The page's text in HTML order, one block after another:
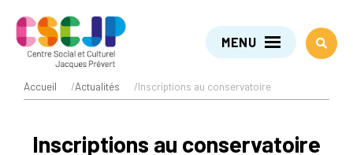
MENU
Accueil /Actualités /Inscriptions au conservatoire
Inscriptions au conservatoire